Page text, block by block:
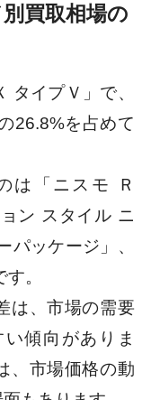
買取相場の
タイプＶ」で、
26.8%を占めて
は「ニスモ Ｒ
ン スタイル ニ
パッケージ」、
。
は、市場の需要
傾向がありま
、市場価格の動